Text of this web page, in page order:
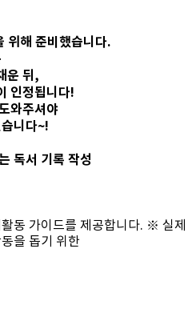
위해 준비했습니다.
운 뒤,
인정됩니다!
와주셔야
니다~!
독서 기록 작성
동 가이드를 제공합니다. ※ 실제
을 돕기 위한